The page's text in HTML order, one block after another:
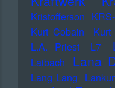
Kristofferson
Kurt Cobain
Kurt
L.A. Priest L7
Laibach Lana
Lang Lang